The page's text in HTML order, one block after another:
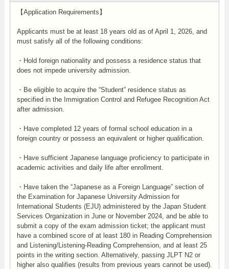
【Application Requirements】
Applicants must be at least 18 years old as of April 1, 2026, and
must satisfy all of the following conditions:
・Hold foreign nationality and possess a residence status that
does not impede university admission.
・Be eligible to acquire the “Student” residence status as
specified in the Immigration Control and Refugee Recognition Act
after admission.
・Have completed 12 years of formal school education in a
foreign country or possess an equivalent or higher qualification.
・Have sufficient Japanese language proficiency to participate in
academic activities and daily life after enrollment.
・Have taken the “Japanese as a Foreign Language” section of
the Examination for Japanese University Admission for
International Students (EJU) administered by the Japan Student
Services Organization in June or November 2024, and be able to
submit a copy of the exam admission ticket; the applicant must
have a combined score of at least 180 in Reading Comprehension
and Listening/Listening-Reading Comprehension, and at least 25
points in the writing section. Alternatively, passing JLPT N2 or
higher also qualifies (results from previous years cannot be used).